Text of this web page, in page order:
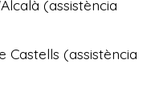
(assistència
Castells (assistència